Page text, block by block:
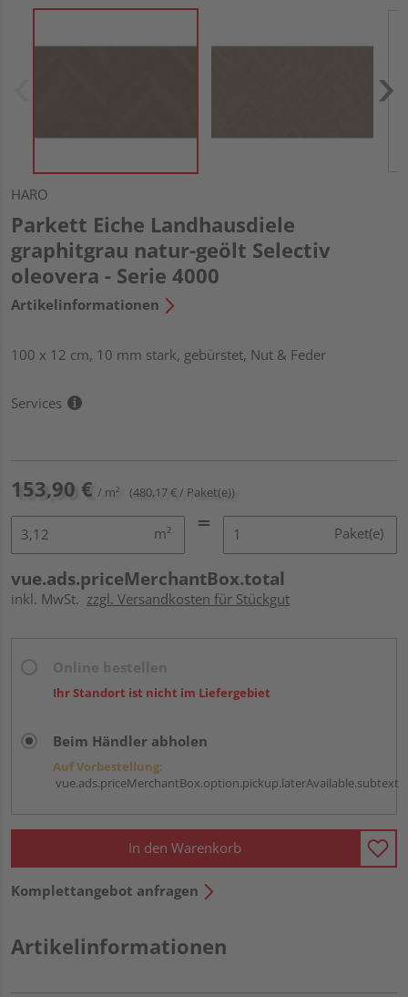
HARO
Parkett Eiche Landhausdiele
graphitgrau natur-geölt Selectiv
oleovera - Serie 4000
Artikelinformationen
100 x 12 cm, 10 mm stark, gebürstet, Nut & Feder
Services
153,90 € / m² (480,17 € / Paket(e))
m² Paket(e)
vue.ads.priceMerchantBox.total
inkl. MwSt. zzgl. Versandkosten für Stückgut
Ihr Standort ist nicht im Liefergebiet
Beim Händler abholen
Auf Vorbestellung:
vue.ads.priceMerchantBox.option.pickup.laterAvailable.subtext
In den Warenkorb
Komplettangebot anfragen
Artikelinformationen